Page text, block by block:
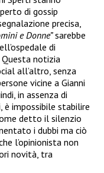
di gossip
precisa,
e Donne”sarebbe
di
Questa notizia
all’altro, senza
vicine a Gianni
in assenza di
è impossibile stabilire
detto il silenzio
i dubbi ma ciò
l’opinionista non
novità, tra